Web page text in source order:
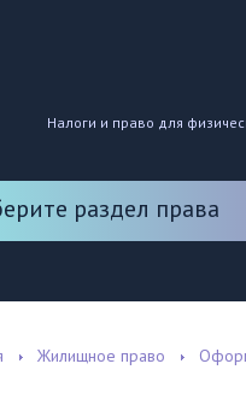
Налоги и право для
раздел права
Жилищное право